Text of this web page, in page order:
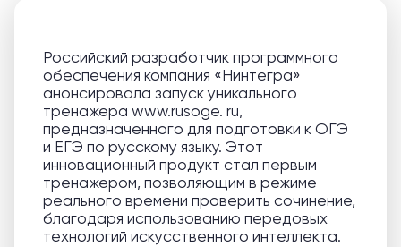
Российский разработчик программного
обеспечения компания «Нинтегра»
анонсировала запуск уникального
тренажера www.rusoge. ru,
предназначенного для подготовки к ОГЭ
и ЕГЭ по русскому языку. Этот
инновационный продукт стал первым
тренажером, позволяющим в режиме
реального времени проверить сочинение,
благодаря использованию передовых
технологий искусственного интеллекта.